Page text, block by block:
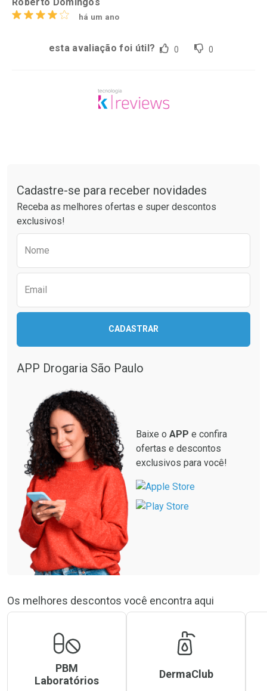
há um ano
esta avaliação foi útil? 0 0
Cadastre-se para receber novidades
Receba as melhores ofertas e super descontos
exclusivos!
Nome
Email
CADASTRAR
APP Drogaria São Paulo
Baixe o APP e confira
ofertas e descontos
exclusivos para você!
Os melhores descontos você encontra aqui
PBM
Laboratórios
DermaClub